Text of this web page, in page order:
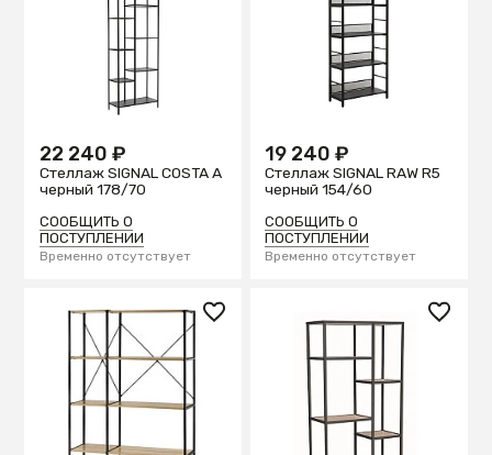
22 240 ₽
Стеллаж SIGNAL COSTA A
черный 178/70
СООБЩИТЬ О
ПОСТУПЛЕНИИ
Временно отсутствует
19 240 ₽
Стеллаж SIGNAL RAW R5
черный 154/60
СООБЩИТЬ О
ПОСТУПЛЕНИИ
Временно отсутствует